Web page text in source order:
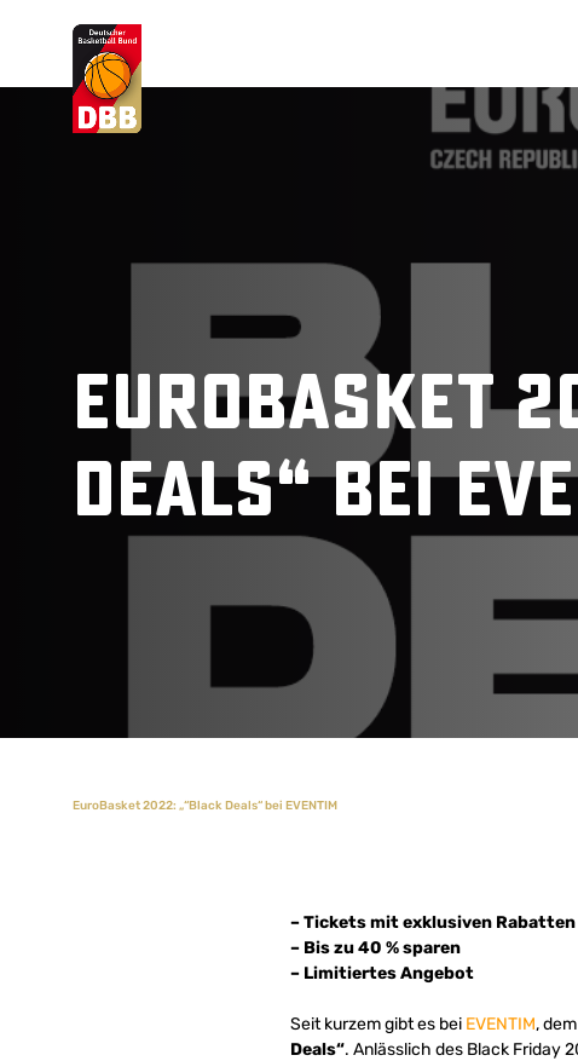
Suchvorschläge
EuroBasket
Deals“ bei
EuroBasket 2022: „“Black Deals“ bei EVENTIM
– Tickets mit exklusiven Rabatten
– Bis zu 40 % sparen
– Limitiertes Angebot
Seit kurzem gibt es bei EVENTIM,
Deals“. Anlässlich des Black Friday